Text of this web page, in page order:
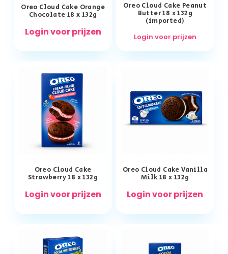
Oreo Cloud Cake Orange
Chocolate 18 x 132g
Login voor prijzen
Oreo Cloud Cake Peanut
Butter 18 x 132g
(imported)
Login voor prijzen
Oreo Cloud Cake
Strawberry 18 x 132g
Login voor prijzen
Oreo Cloud Cake Vanilla
Milk 18 x 132g
Login voor prijzen